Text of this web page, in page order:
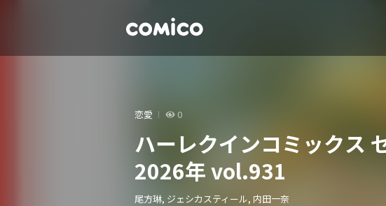
恋愛 0
ハーレクインコミックス
2026年 vol.931
尾方琳, ジェシカスティール, 内田一奈